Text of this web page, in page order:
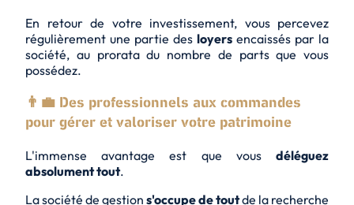
En retour de votre investissement, vous percevez
régulièrement une partie des loyers encaissés par la
société, au prorata du nombre de parts que vous
possédez.
👨‍💼 Des professionnels aux commandes
pour gérer et valoriser votre patrimoine
L'immense avantage est que vous déléguez
absolument tout.
La société de gestion s'occupe de toutde la recherche